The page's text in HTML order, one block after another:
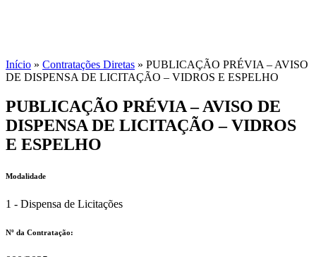
Início » Contratações Diretas » PUBLICAÇÃO PRÉVIA – AVISO
DE DISPENSA DE LICITAÇÃO – VIDROS E ESPELHO
PUBLICAÇÃO PRÉVIA – AVISO DE
DISPENSA DE LICITAÇÃO – VIDROS
E ESPELHO
Modalidade
1 - Dispensa de Licitações
Nº da Contratação: